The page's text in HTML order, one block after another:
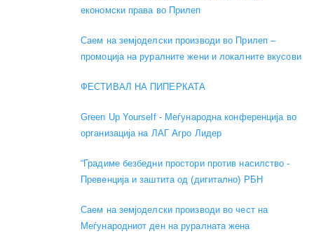
економски права во Прилеп
Саем на земјоделски производи во Прилеп –
промоција на руралните жени и локалните вкусови
ФЕСТИВАЛ НА ПИПЕРКАТА
Green Up Yourself - Меѓународна конференција во
организација на ЛАГ Агро Лидер
“Градиме безбедни простори против насилство -
Превенција и заштита од (дигитално) РБН
Саем на земјоделски производи во чест на
Меѓународниот ден на руралната жена